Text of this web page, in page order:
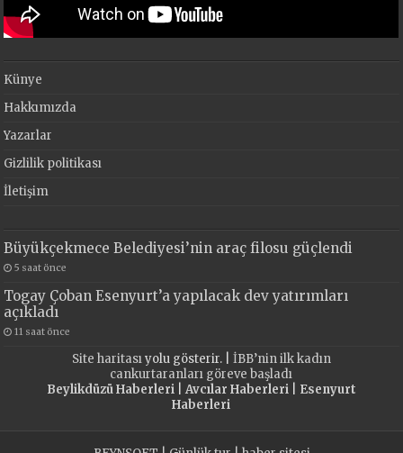
Künye
Hakkımızda
Yazarlar
Gizlilik politikası
İletişim
Büyükçekmece Belediyesi’nin araç filosu güçlendi
5 saat önce
Togay Çoban Esenyurt’a yapılacak dev yatırımları
açıkladı
11 saat önce
Site haritasıyolu gösterir. | İBB’nin ilk kadın
cankurtaranları göreve başladı
Beylikdüzü Haberleri| Avcılar Haberleri| Esenyurt
Haberleri